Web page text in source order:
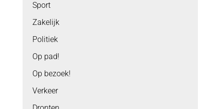
Sport
Zakelijk
Politiek
Op pad!
Op bezoek!
Verkeer